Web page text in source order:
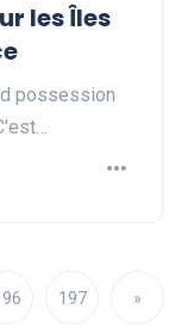
les Îles
possession
197 »